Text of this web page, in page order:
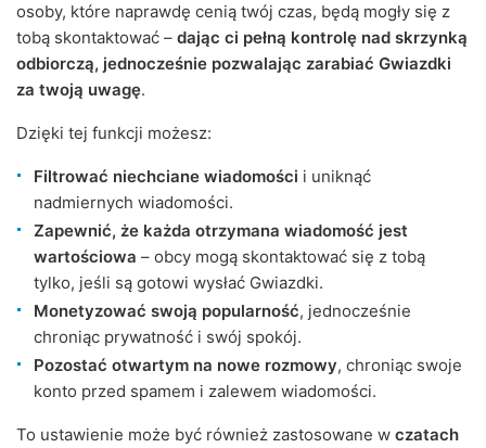
osoby, które naprawdę cenią twój czas, będą mogły się z
tobą skontaktować – dając ci pełną kontrolę nad skrzynką
odbiorczą, jednocześnie pozwalając zarabiać Gwiazdki
za twoją uwagę.
Dzięki tej funkcji możesz:
Filtrować niechciane wiadomości i uniknąć
nadmiernych wiadomości.
Zapewnić, że każda otrzymana wiadomość jest
wartościowa – obcy mogą skontaktować się z tobą
tylko, jeśli są gotowi wysłać Gwiazdki.
Monetyzować swoją popularność, jednocześnie
chroniąc prywatność i swój spokój.
Pozostać otwartym na nowe rozmowy, chroniąc swoje
konto przed spamem i zalewem wiadomości.
To ustawienie może być również zastosowane w czatach